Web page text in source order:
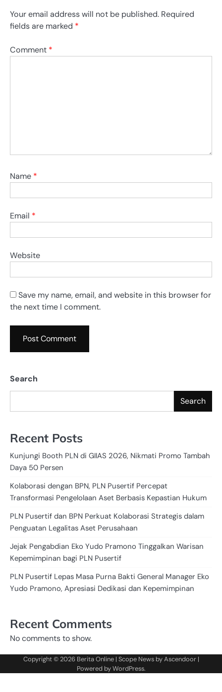
Your email address will not be published. Required
fields are marked *
Comment *
Name *
Email *
Website
Save my name, email, and website in this browser for
the next time I comment.
Search
Search
Recent Posts
Kunjungi Booth PLN di GIIAS 2026, Nikmati Promo Tambah
Daya 50 Persen
Kolaborasi dengan BPN, PLN Pusertif Percepat
Transformasi Pengelolaan Aset Berbasis Kepastian Hukum
PLN Pusertif dan BPN Perkuat Kolaborasi Strategis dalam
Penguatan Legalitas Aset Perusahaan
Jejak Pengabdian Eko Yudo Pramono Tinggalkan Warisan
Kepemimpinan bagi PLN Pusertif
PLN Pusertif Lepas Masa Purna Bakti General Manager Eko
Yudo Pramono, Apresiasi Dedikasi dan Kepemimpinan
Recent Comments
No comments to show.
Copyright © 2026 Berita Online| Scope News byAscendoor|
Powered byWordPress.